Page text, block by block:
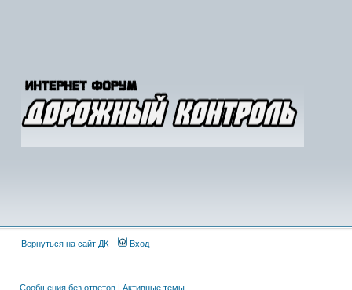
Вернуться на сайт ДК Вход
Сообщения без ответов | Активные темы